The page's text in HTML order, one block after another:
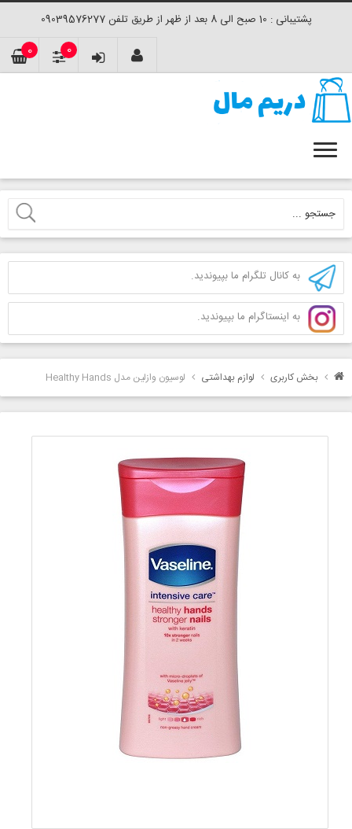
پشتیبانی : 10 صبح الی 8 بعد از ظهر از طریق تلفن 09039576277
0 0
به کانال تلگرام ما بپیوندید.
به اینستاگرام ما بپیوندید.
بخش کاربری لوازم بهداشتی لوسیون وازلین مدل Healthy Hands